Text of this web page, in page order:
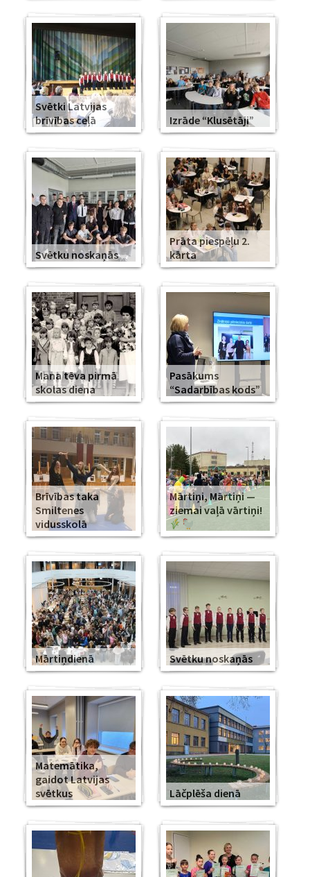
Svētki Latvijas
brīvības ceļā
Izrāde “Klusētāji”
Svētku noskaņās
Prāta piespēļu 2.
kārta
Mana tēva pirmā
skolas diena
Pasākums
“Sadarbības kods”
Brīvības taka
Smiltenes
vidusskolā
Mārtiņi, Mārtiņi —
ziemai vaļā vārtiņi!
Mārtiņdienā Svētku noskaņās
Matemātika,
gaidot Latvijas
svētkus
Lāčplēša dienā